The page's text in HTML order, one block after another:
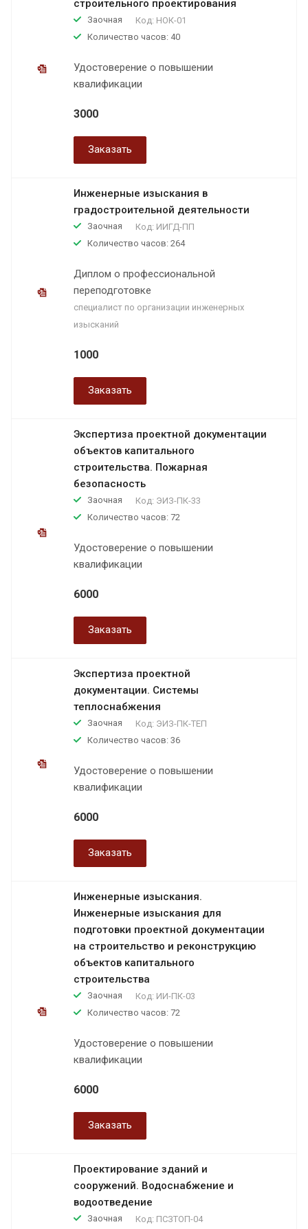
строительного проектирования
Заочная Код: НОК-01
Количество часов: 40
Удостоверение о повышении
квалификации
3000
Заказать
Инженерные изыскания в
градостроительной деятельности
Заочная Код: ИИГД-ПП
Количество часов: 264
Диплом о профессиональной
переподготовке
специалист по организации инженерных
изысканий
1000
Заказать
Экспертиза проектной документации
объектов капитального
строительства. Пожарная
безопасность
Заочная Код: ЭИЗ-ПК-33
Количество часов: 72
Удостоверение о повышении
квалификации
6000
Заказать
Экспертиза проектной
документации. Системы
теплоснабжения
Заочная Код: ЭИЗ-ПК-ТЕП
Количество часов: 36
Удостоверение о повышении
квалификации
6000
Заказать
Инженерные изыскания.
Инженерные изыскания для
подготовки проектной документации
на строительство и реконструкцию
объектов капитального
строительства
Заочная Код: ИИ-ПК-03
Количество часов: 72
Удостоверение о повышении
квалификации
6000
Заказать
Проектирование зданий и
сооружений. Водоснабжение и
водоотведение
Заочная Код: ПСЗТОП-04